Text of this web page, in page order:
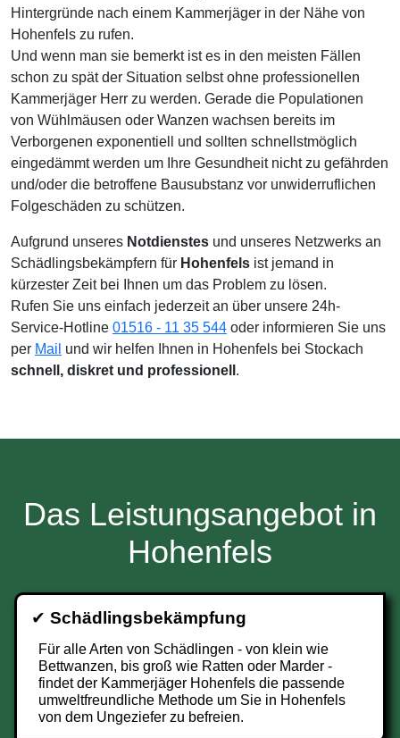
Hintergründe nach einem Kammerjäger in der Nähe von
Hohenfels zu rufen.
Und wenn man sie bemerkt ist es in den meisten Fällen
schon zu spät der Situation selbst ohne professionellen
Kammerjäger Herr zu werden. Gerade die Populationen
von Wühlmäusen oder Wanzen wachsen bereits im
Verborgenen exponentiell und sollten schnellstmöglich
eingedämmt werden um Ihre Gesundheit nicht zu gefährden
und/oder die betroffene Bausubstanz vor unwiderruflichen
Folgeschäden zu schützen.
Aufgrund unseres Notdienstes und unseres Netzwerks an
Schädlingsbekämpfern für Hohenfels ist jemand in
kürzester Zeit bei Ihnen um das Problem zu lösen.
Rufen Sie uns einfach jederzeit an über unsere 24h-
Service-Hotline 01516 - 11 35 544 oder informieren Sie uns
per Mail und wir helfen Ihnen in Hohenfels bei Stockach
schnell, diskret und professionell .
Das Leistungsangebot in
Hohenfels
✔ Schädlingsbekämpfung
Für alle Arten von Schädlingen - von klein wie
Bettwanzen, bis groß wie Ratten oder Marder -
findet der Kammerjäger Hohenfels die passende
umweltfreundliche Methode um Sie in Hohenfels
von dem Ungeziefer zu befreien.